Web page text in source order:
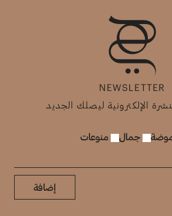
NEWSLETTER
الإلكترونية ليصلك الجديد
جمال منوعات
إضافة